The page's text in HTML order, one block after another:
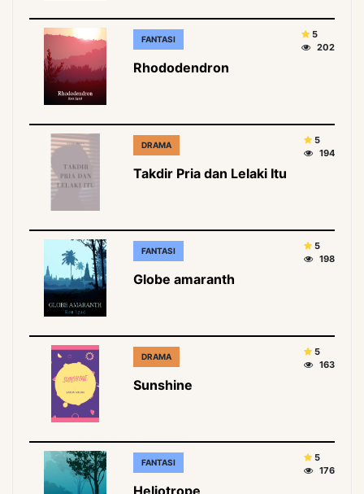
FANTASI
Rhododendron
5
202
DRAMA
Takdir Pria dan Lelaki Itu
5
194
FANTASI
Globe amaranth
5
198
DRAMA
Sunshine
5
163
FANTASI
Heliotrope
5
176